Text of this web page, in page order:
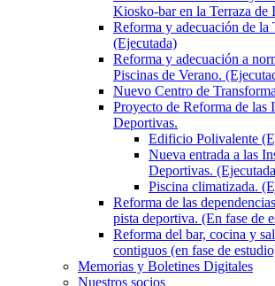
Kiosko-bar en la Terraza de
Reforma y adecuación de la
(Ejecutada)
Reforma y adecuación a
Piscinas de Verano.
Nuevo Centro de
Proyecto de Reforma de las
Deportivas.
Edificio Polivalente
Nueva entrada a las
Deportivas.
Piscina climatizada.
Reforma de las
pista deportiva. (En fase de
Reforma del bar, cocina y
contiguos (en fase de
Memorias y Boletines Digitales
Nuestros socios